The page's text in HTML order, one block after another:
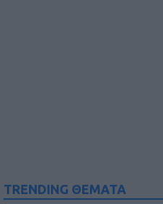
TRENDING ΘΕΜΑΤΑ